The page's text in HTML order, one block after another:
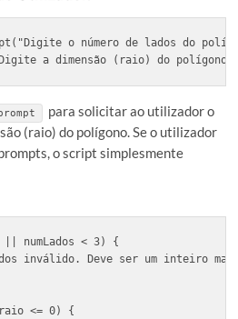
true;
= fillColor;
ao Utilizador
o número de lados